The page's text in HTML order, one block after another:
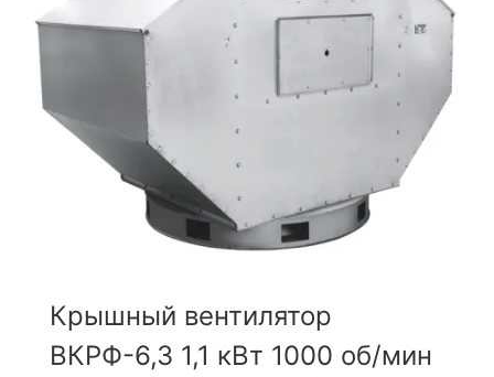
Крышный вентилятор
ВКРФ-6,3 1,1 кВт 1000 об/мин